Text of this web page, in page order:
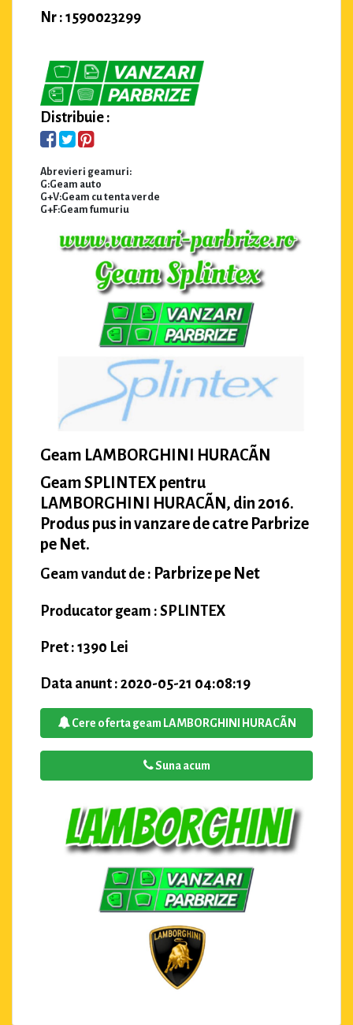
Nr : 1590023299
Distribuie :
Abrevieri geamuri:
G:Geam auto
G+V:Geam cu tenta verde
G+F:Geam fumuriu
Geam LAMBORGHINI HURACÃN
Geam SPLINTEX pentru
LAMBORGHINI HURACÃN, din 2016.
Produs pus in vanzare de catre Parbrize
pe Net.
Geam vandut de : Parbrize pe Net
Producator geam : SPLINTEX
Pret : 1390 Lei
Data anunt : 2020-05-21 04:08:19
Cere oferta geam LAMBORGHINI HURACÃN
Suna acum